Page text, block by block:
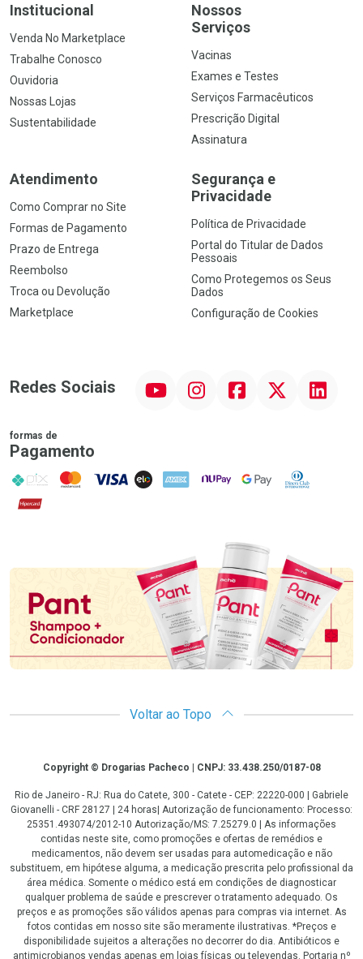
Institucional
Venda No Marketplace
Trabalhe Conosco
Ouvidoria
Nossas Lojas
Sustentabilidade
Nossos
Serviços
Vacinas
Exames e Testes
Serviços Farmacêuticos
Prescrição Digital
Assinatura
Atendimento
Como Comprar no Site
Formas de Pagamento
Prazo de Entrega
Reembolso
Troca ou Devolução
Marketplace
Segurança e
Privacidade
Política de Privacidade
Portal do Titular de Dados
Pessoais
Como Protegemos os Seus
Dados
Configuração de Cookies
Redes Sociais InstagramFacebook Linkedin
formas de
Pagamento
PIX MasterCard
VISA ELO AMEX NuPay Google PayDiners Club
Hipercard
Promoção em Destaque
Voltar ao Topo
CopyrightCopyright © Drogarias Pacheco | CNPJ: 33.438.250/0187-08
Rio de Janeiro - RJ: Rua do Catete, 300 - Catete - CEP: 22220-000 | Gabriele
Giovanelli - CRF 28127 | 24 horas| Autorização de funcionamento: Processo:
25351.493074/2012-10 Autorização/MS: 7.25279.0 | As informações
contidas neste site, como promoções e ofertas de remédios e
medicamentos, não devem ser usadas para automedicação e não
substituem, em hipótese alguma, a medicação prescrita pelo profissional da
área médica. Somente o médico está em condições de diagnosticar
qualquer problema de saúde e prescrever o tratamento adequado. Os
preços e as promoções são válidos apenas para compras via internet. As
fotos contidas em nosso site são meramente ilustrativas. *Preços e
disponibilidade sujeitos a alterações no decorrer do dia. Antibióticos e
antimicrobianos vendas apenas em lojas físicas ou televendas. Portaria nº